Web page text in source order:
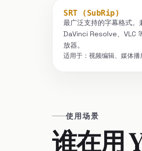
SRT (SubRip)
最广泛支持的字幕格式。
DaVinci Resolve、VLC
放器。
适用于：视频编辑、媒体播
使用场景
谁在用